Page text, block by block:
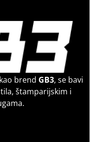
brend GB3, se bavi
štamparijskim i